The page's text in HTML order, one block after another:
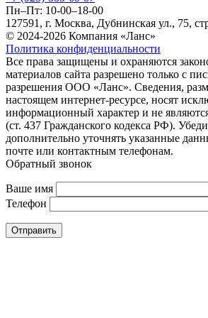
Пн–Пт: 10-00–18-00
127591, г. Москва, Дубнинская ул., 75,
© 2024-2026 Компания «Ланс»
Политика конфиденциальности
Все права защищены и охраняются
материалов сайта разрешено только с
разрешения ООО «Ланс». Сведения,
настоящем интернет-ресурсе, носят
информационный характер и не
(ст. 437 Гражданского кодекса РФ).
дополнительно уточнять указанные
почте или контактным телефонам.
Обратный звонок
Ваше имя
Телефон
Отправить